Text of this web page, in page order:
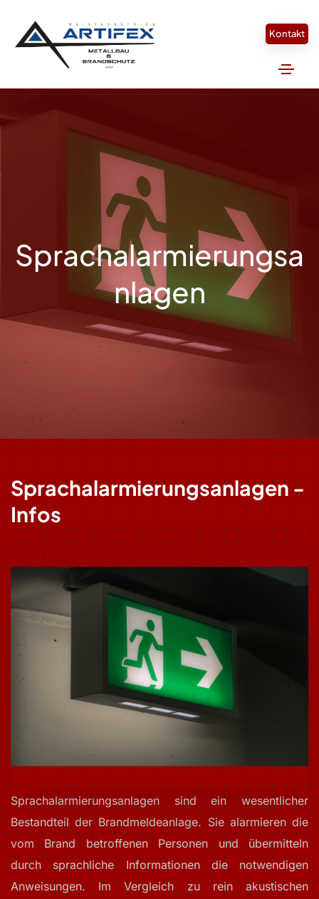
Kontakt
Sprachalarmierungsa
nlagen
Sprachalarmierungsanlagen -
Infos
Sprachalarmierungsanlagen sind ein wesentlicher
Bestandteil der Brandmeldeanlage. Sie alarmieren die
vom Brand betroffenen Personen und übermitteln
durch sprachliche Informationen die notwendigen
Anweisungen. Im Vergleich zu rein akustischen